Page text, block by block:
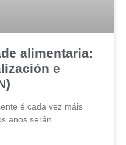
alimentaria:
e
é cada vez máis
anos serán